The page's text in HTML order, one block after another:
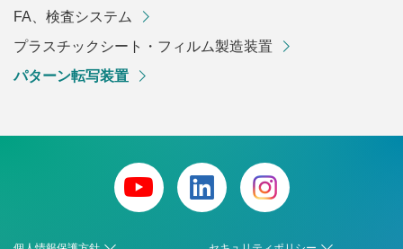
FA、検査システム
プラスチックシート・フィルム製造装置
パターン転写装置